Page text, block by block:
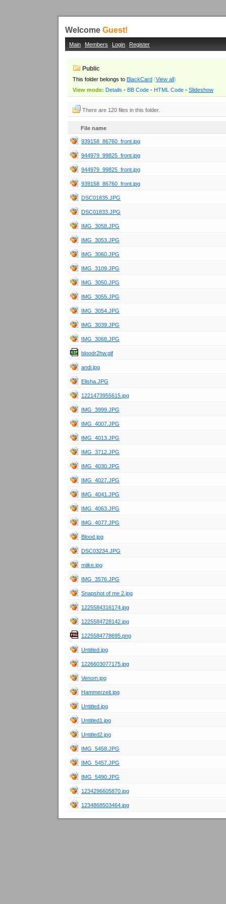
Welcome Guest!
Main Members Login Register
Public
This folder belongs to BlackCard (View all)
View mode: Details - BB Code - HTML Code - Slideshow
There are 120 files in this folder.
File name
939158_86760_front.jpg
944979_99825_front.jpg
944979_99825_front.jpg
939158_86760_front.jpg
DSC01835.JPG
DSC01833.JPG
IMG_3058.JPG
IMG_3053.JPG
IMG_3060.JPG
IMG_3109.JPG
IMG_3050.JPG
IMG_3055.JPG
IMG_3054.JPG
IMG_3039.JPG
IMG_3068.JPG
bloodr2hw.gif
andi.jpg
Elisha.JPG
1221473955615.jpg
IMG_3999.JPG
IMG_4007.JPG
IMG_4013.JPG
IMG_3712.JPG
IMG_4030.JPG
IMG_4027.JPG
IMG_4041.JPG
IMG_4063.JPG
IMG_4077.JPG
Blood.jpg
DSC03234.JPG
miike.jpg
IMG_3576.JPG
Snapshot of me 2.jpg
1225584316174.jpg
1225584728142.jpg
1225584778695.png
Untitled.jpg
1226603077175.jpg
Venom.jpg
Hammerzeit.jpg
Untitled.jpg
Untitled1.jpg
Untitled2.jpg
IMG_5458.JPG
IMG_5457.JPG
IMG_5490.JPG
1234296605870.jpg
1234868503464.jpg